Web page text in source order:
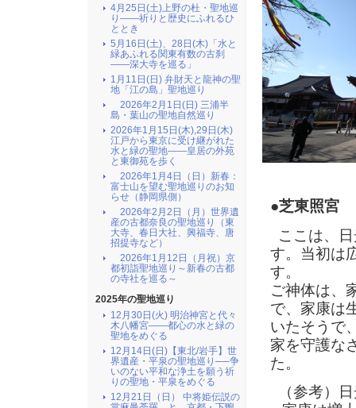
●芝東照宮
ここは、
す。当初は
す。
ご神体は、
で、家康は
いたそうで
家を守護な
た。
（参考）
4月25日(土)上野の杜・聖地巡
り――祈りと歴史にふれるひ
ととき
5月16日(土)、28日(木)「水と
緑あふれる関東有数の古刹
――深大寺を巡る」
1月11日(日) 弁財天と龍神の聖
地「江の島」聖地巡り
2026年2月1日(日) 三浦半
島・葉山の聖地自然巡り
2026年1月15日(木),29日(木)
江戸から東京に受け継がれた
水と緑の聖地――皇居の外苑
と東御苑を歩く
2026年1月4日（日）新春：
富士山を望む聖地巡りのお知
らせ（静岡県側）
2026年2月2日（月）世界遺
産の古都奈良の聖地巡り（東
大寺、春日大社、興福寺、唐
招提寺など）
2026年1月12日（月祝）京
都初詣聖地巡り～新春の古都
の寺社を巡る～
2025年の聖地巡り
12月30日(火) 明治神宮と代々
木八幡宮――都心の水と緑の
聖地をめぐる
12月14日(日)【東北/岩手】世
界遺産・平泉の聖地巡り──争
いのない平和な浄土を願う祈
りの聖地・平泉をめぐる
12月21日（日） 中将姫伝説の